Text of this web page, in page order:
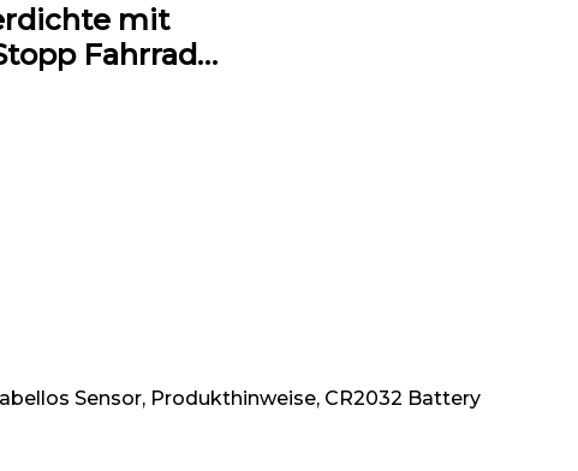
mit
Fahrrad…
Sensor, Produkthinweise, CR2032 Battery